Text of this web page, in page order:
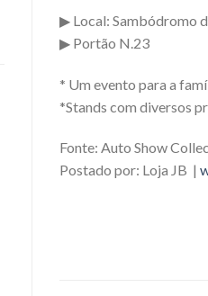
▶ Local: Sambódromo
▶ Portão N.23
* Um evento para a
*Stands com diversos
Fonte: Auto Show
Postado por: Loja JB |